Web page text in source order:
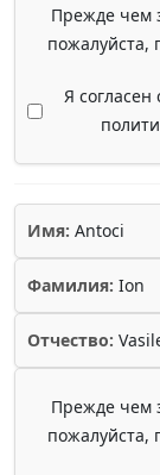
Прежде чем
пожалуйста,
Я
Имя: Antoci
Фамилия: Ion
Отчество:
Прежде чем
пожалуйста,